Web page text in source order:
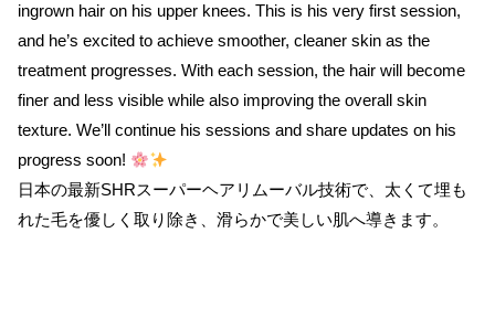
ingrown hair on his upper knees. This is his very first session,
and he’s excited to achieve smoother, cleaner skin as the
treatment progresses. With each session, the hair will become
finer and less visible while also improving the overall skin
texture. We’ll continue his sessions and share updates on his
progress soon!
日本の最新SHRスーパーヘアリムーバル技術で、太くて埋も
れた毛を優しく取り除き、滑らかで美しい肌へ導きます。